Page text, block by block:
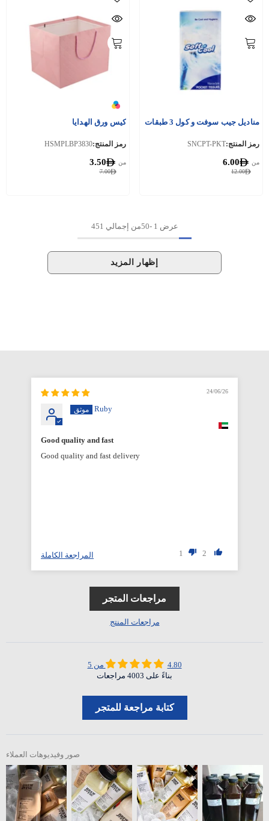
مناديل جيب سوفت و كول 3 طبقات
رمز المنتج:SNCPT-PKT
12.00
من 6.00
كيس ورق الهدايا
رمز المنتج:HSMPLBP3830
7.00
من 3.50
عرض 1
-
50من إجمالي 451
إظهار المزيد
24/06/26
Ruby
Good quality and fast
Good quality and fast delivery
2
1 المراجعة الكاملة
مراجعات المتجر
مراجعات المنتج
4.80 من 5
بناءً على 4003 مراجعات
كتابة مراجعة للمتجر
صور وفيديوهات العملاء